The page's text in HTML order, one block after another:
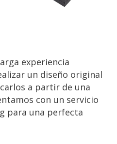
experiencia
un diseño original
a partir de una
con un servicio
para una perfecta